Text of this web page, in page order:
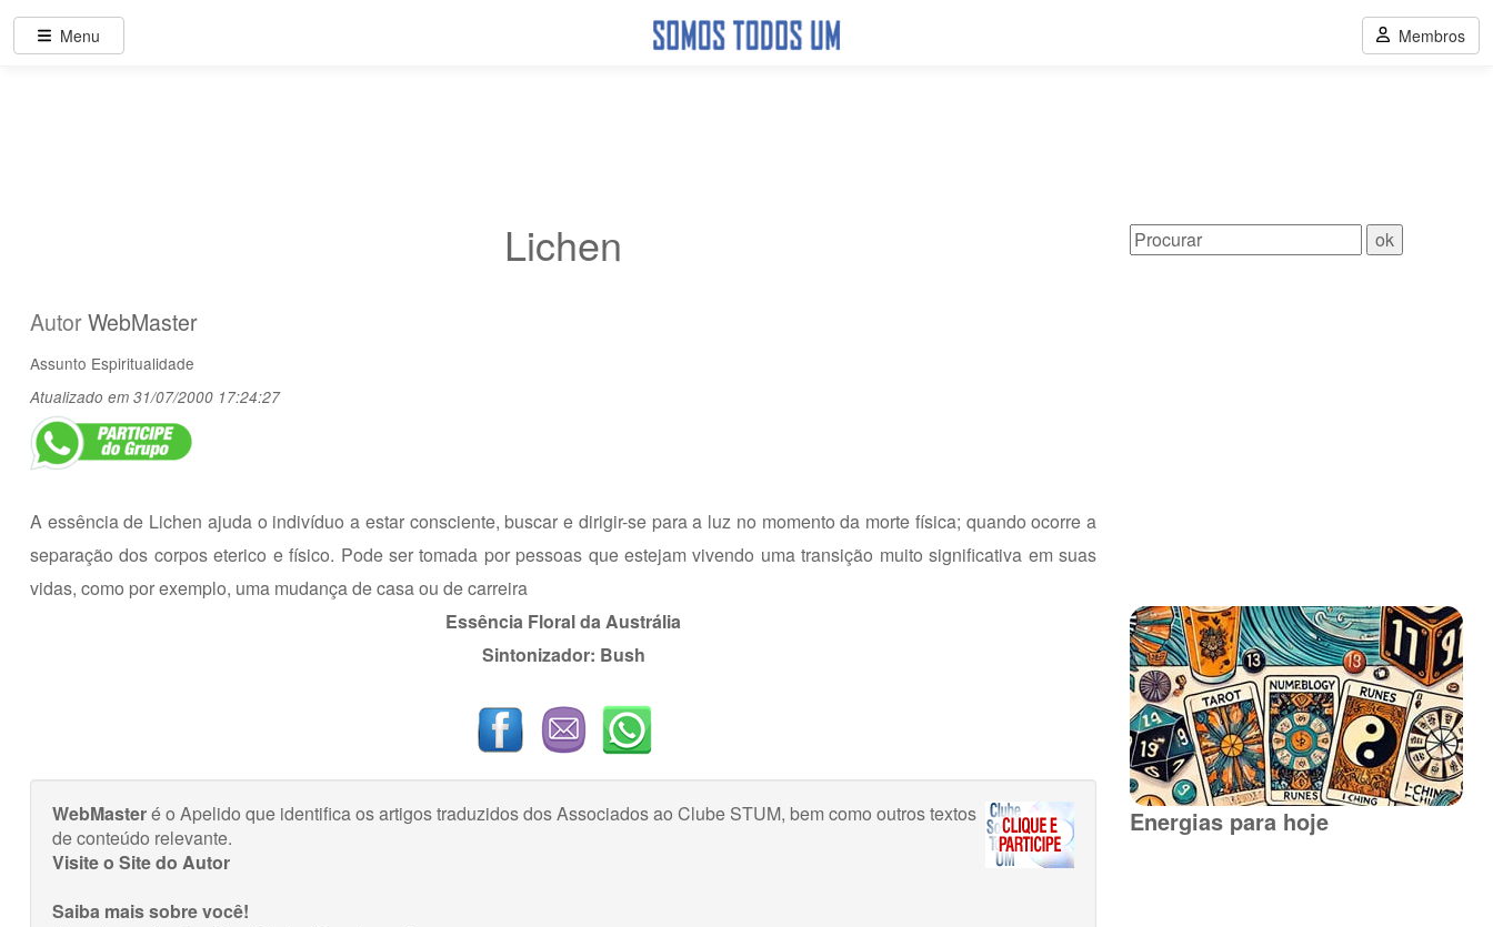
Lichen
AutorWebMaster
Assunto Espiritualidade
Atualizado em 31/07/2000 17:24:27
A essência de Lichen ajuda o indivíduo a estar consciente, buscar e dirigir-se para a luz no momento da morte física; quando ocorre a
separação dos corpos eterico e físico. Pode ser tomada por pessoas que estejam vivendo uma transição muito significativa em suas
vidas, como por exemplo, uma mudança de casa ou de carreira
Essência Floral da Austrália
Sintonizador: Bush
WebMasteré o Apelido que identifica os artigos traduzidos dos Associados ao Clube STUM, bem como outros textos
de conteúdo relevante.
Visite o Site do Autor
Saiba mais sobre você!
Energias para hoje
Menu Membros